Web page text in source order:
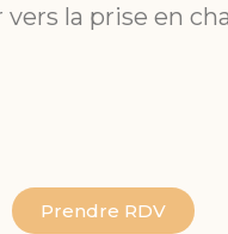
la prise en
Prendre RDV